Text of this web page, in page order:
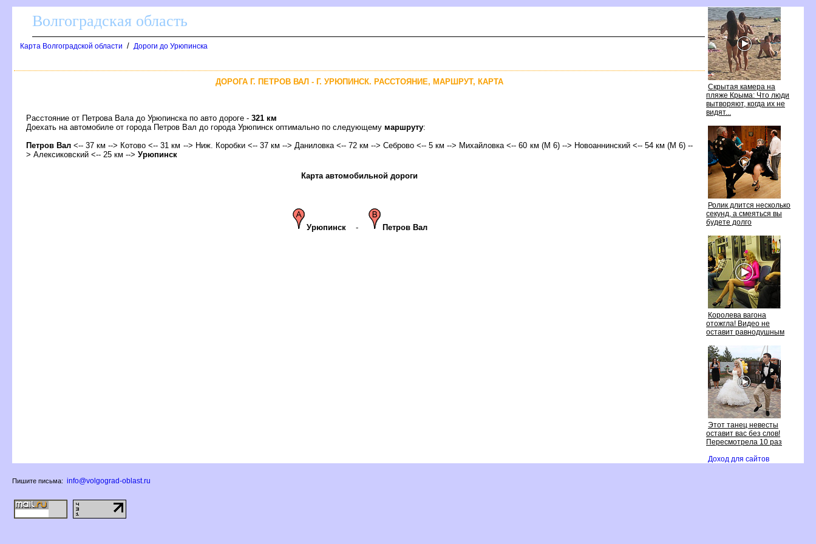
Скрытая камера на
пляже Крыма: Что люди
ытворяют, когда их не
идят...
Ролик длится несколько
секунд, а смеяться вы
удете долго
Королева вагона
отожгла! Видео не
оставит равнодушным
Этот танец невесты
оставит вас без слов!
Пересмотрела 10 раз
Доход для сайто
олгоградская область
Карта Волгоградской области / Дороги до Урюпинска
ДОРОГА Г. ПЕТРОВ ВАЛ - Г. УРЮПИНСК. РАССТОЯНИЕ, МАРШРУТ, КАРТА
Расстояние от Петрова Вала до Урюпинска по авто дороге - 321 км
Доехать на автомобиле от города Петров Вал до города Урюпинск оптимально по следующему маршруту:
Петров Вал <-- 37 км --> Котово <-- 31 км --> Ниж. Коробки <-- 37 км --> Даниловка <-- 72 км --> Себрово <-- 5 км --> Михайловка <-- 60 км (М 6) --> Новоаннинский <-- 54 км (М 6) --
> Алексиковский <-- 25 км --> Урюпинск
Карта автомобильной дороги
Урюпинск- Петров Вал
Пишите письма: info@volgograd-oblast.ru